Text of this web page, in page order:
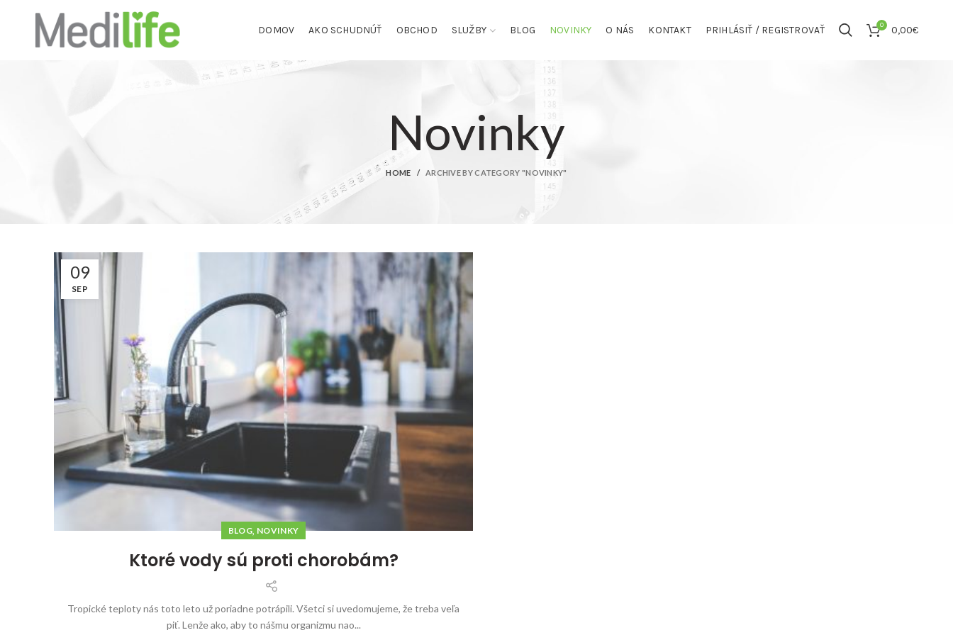
DOMOV AKO SCHUDNÚŤ OBCHOD SLUŽBY BLOG NOVINKY O NÁS KONTAKT PRIHLÁSIŤ / REGISTROVAŤ 0 0,00€
Novinky
HOME ARCHIVE BY CATEGORY "NOVINKY"
09
SEP
BLOG, NOVINKY
Ktoré vody sú proti chorobám?
Tropické teploty nás toto leto už poriadne potrápili. Všetci si uvedomujeme, že treba veľa
piť. Lenže ako, aby to nášmu organizmu nao...